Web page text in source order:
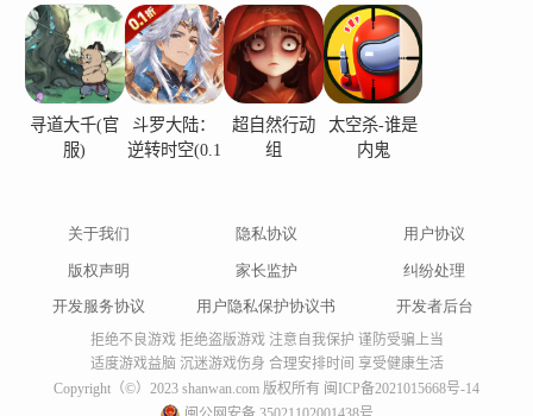
费版)
寻道大千(官
服)
斗罗大陆：
逆转时空(0.1
超自然行动
组
太空杀-谁是
内鬼
关于我们 隐私协议
用户协议
版权声明
家长监护
纠纷处理
开发服务协议
用户隐私保护协议书 开发者后台
拒绝不良游戏 拒绝盗版游戏 注意自我保护 谨防受骗上当
适度游戏益脑 沉迷游戏伤身 合理安排时间 享受健康生活
Copyright（©）2023 shanwan.com 版权所有 闽ICP备2021015668号-14